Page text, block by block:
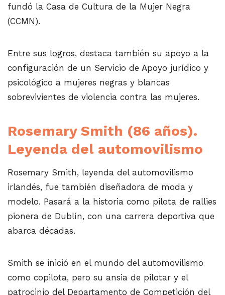
fundó la Casa de Cultura de la Mujer Negra
(CCMN).
Entre sus logros, destaca también su apoyo a la
configuración de un Servicio de Apoyo jurídico y
psicológico a mujeres negras y blancas
sobrevivientes de violencia contra las mujeres.
Rosemary Smith (86 años).
Leyenda del automovilismo
Rosemary Smith, leyenda del automovilismo
irlandés, fue también diseñadora de moda y
modelo. Pasará a la historia como pilota de rallies
pionera de Dublín, con una carrera deportiva que
abarca décadas.
Smith se inició en el mundo del automovilismo
como copilota, pero su ansia de pilotar y el
patrocinio del Departamento de Competición del